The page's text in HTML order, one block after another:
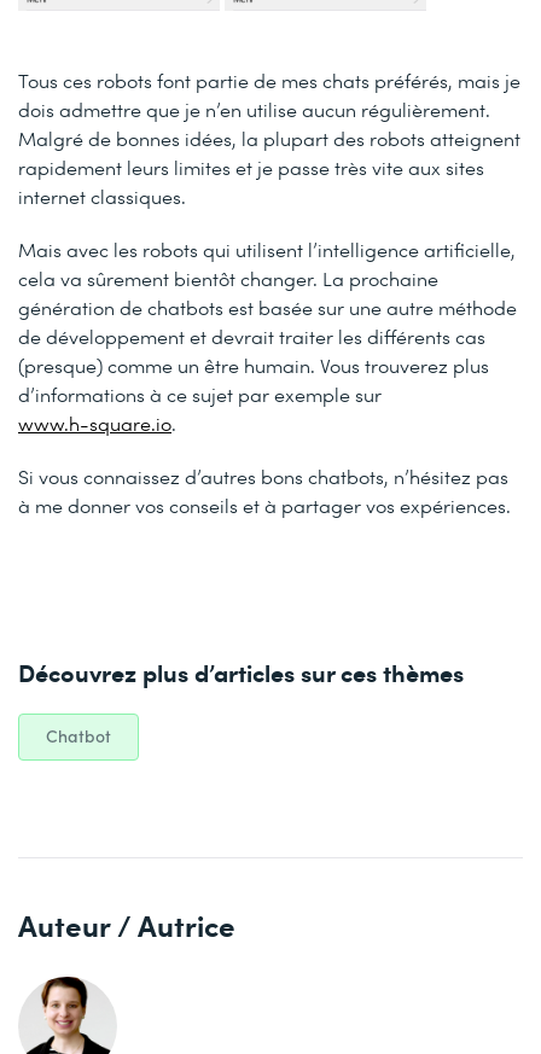
Tous ces robots font partie de mes chats préférés, mais je
dois admettre que je n’en utilise aucun régulièrement.
Malgré de bonnes idées, la plupart des robots atteignent
rapidement leurs limites et je passe très vite aux sites
internet classiques.
Mais avec les robots qui utilisent l’intelligence artificielle,
cela va sûrement bientôt changer. La prochaine
génération de chatbots est basée sur une autre méthode
de développement et devrait traiter les différents cas
(presque) comme un être humain. Vous trouverez plus
d’informations à ce sujet par exemple sur
www.h-square.io.
Si vous connaissez d’autres bons chatbots, n’hésitez pas
à me donner vos conseils et à partager vos expériences.
Découvrez plus d’articles sur ces thèmes
Chatbot
Auteur / Autrice